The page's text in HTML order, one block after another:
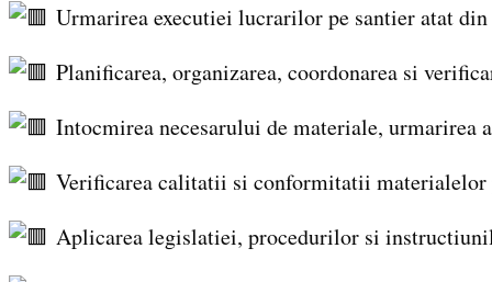
Urmarirea executiei lucrarilor pe santier atat
Planificarea, organizarea, coordonarea si
Intocmirea necesarului de materiale,
Verificarea calitatii si conformitatii materialelor
Aplicarea legislatiei, procedurilor si